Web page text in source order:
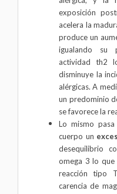
exposición
acelera la
produce un
igualando su
actividad th2
disminuye la
alérgicas. A
un predominio
se favorece la
Lo mismo
cuerpo un
desequilibrio
omega 3 lo que
reacción tipo
carencia de